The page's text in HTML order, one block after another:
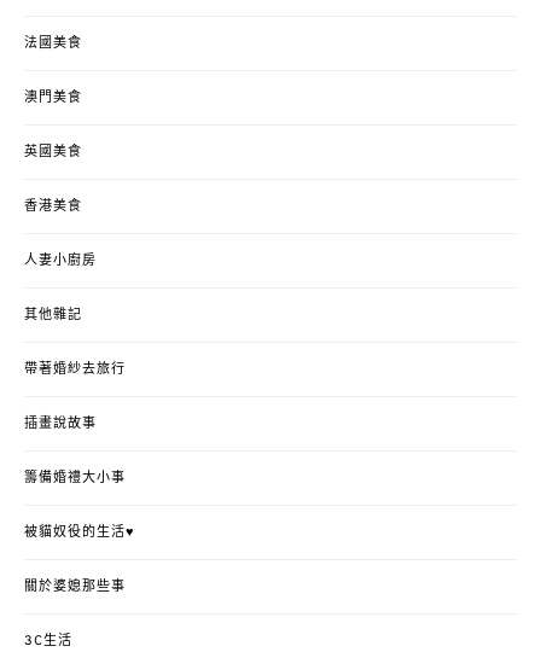
法國美食
澳門美食
英國美食
香港美食
人妻小廚房
其他雜記
帶著婚紗去旅行
插畫說故事
籌備婚禮大小事
被貓奴役的生活♥
關於婆媳那些事
3C生活